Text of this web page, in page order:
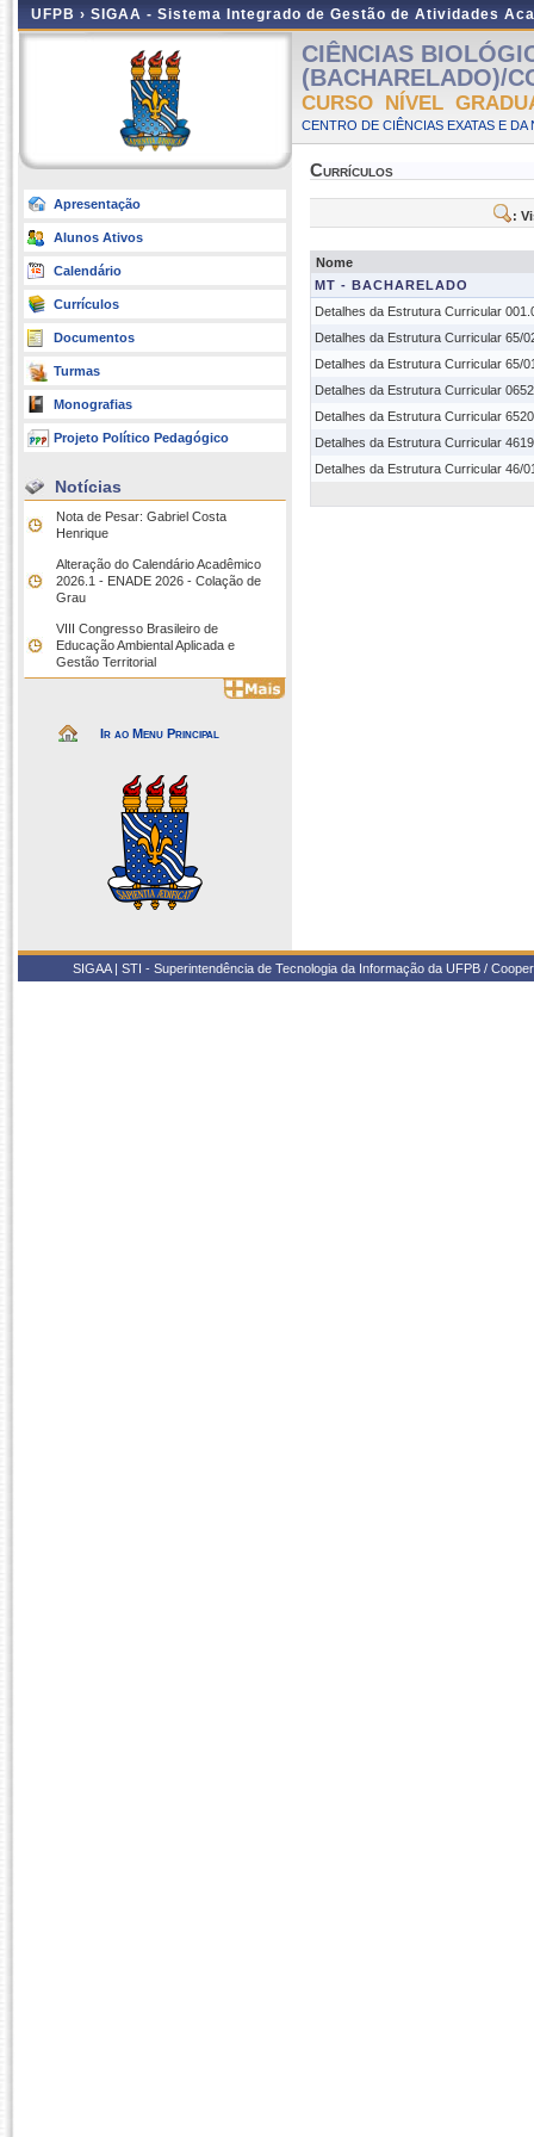
UFPB › SIGAA - Sistema Integrado de Gestão de Atividades
Apresentação
Alunos Ativos
Calendário
Currículos
Documentos
Turmas
Monografias
Projeto Político Pedagógico
Notícias
Nota de Pesar: Gabriel Costa
Henrique
Alteração do Calendário Acadêmico
2026.1 - ENADE 2026 - Colação de
Grau
VIII Congresso Brasileiro de
Educação Ambiental Aplicada e
Gestão Territorial
Ir ao Menu Principal
CIÊNCIAS
(BACHARELADO)/
CURSO NÍVEL
CENTRO DE CIÊNCIAS EXATAS E
Currículos
:
Nome
MT - BACHARELADO
Detalhes da Estrutura Curricular
Detalhes da Estrutura Curricular 65/
Detalhes da Estrutura Curricular 65/
Detalhes da Estrutura Curricular
Detalhes da Estrutura Curricular
Detalhes da Estrutura Curricular
Detalhes da Estrutura Curricular 46/
SIGAA | STI - Superintendência de Tecnologia da Informação da UFPB /